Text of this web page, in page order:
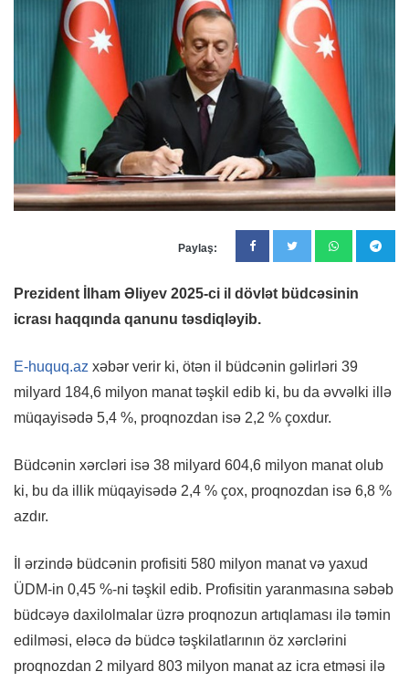
Paylaş:
Prezident İlham Əliyev 2025-ci il dövlət büdcəsinin
icrası haqqında qanunu təsdiqləyib.
E-huquq.az xəbər verir ki, ötən il büdcənin gəlirləri 39
milyard 184,6 milyon manat təşkil edib ki, bu da əvvəlki illə
müqayisədə 5,4 %, proqnozdan isə 2,2 % çoxdur.
Büdcənin xərcləri isə 38 milyard 604,6 milyon manat olub
ki, bu da illik müqayisədə 2,4 % çox, proqnozdan isə 6,8 %
azdır.
İl ərzində büdcənin profisiti 580 milyon manat və yaxud
ÜDM-in 0,45 %-ni təşkil edib. Profisitin yaranmasına səbəb
büdcəyə daxilolmalar üzrə proqnozun artıqlaması ilə təmin
edilməsi, eləcə də büdcə təşkilatlarının öz xərclərini
proqnozdan 2 milyard 803 milyon manat az icra etməsi ilə